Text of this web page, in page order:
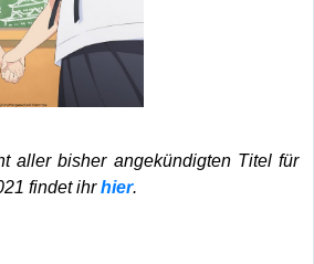
aller bisher angekündigten Titel für
findet ihrhier.